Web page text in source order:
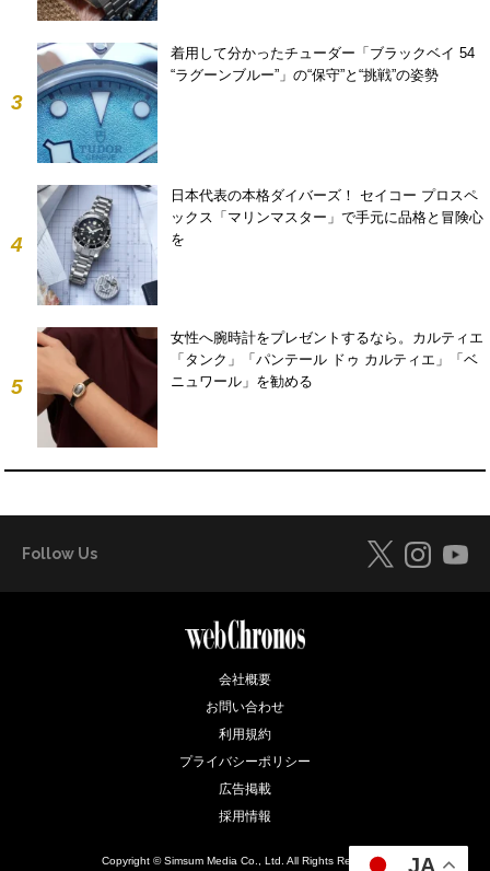
3
着用して分かったチューダー「ブラックベイ 54
“ラグーンブルー”」の“保守”と“挑戦”の姿勢
4
日本代表の本格ダイバーズ！ セイコー プロスペ
ックス「マリンマスター」で手元に品格と冒険心
を
5
女性へ腕時計をプレゼントするなら。カルティエ
「タンク」「パンテール ドゥ カルティエ」「ベ
ニュワール」を勧める
Follow Us
会社概要
お問い合わせ
利用規約
プライバシーポリシー
広告掲載
採用情報
Copyright © Simsum Media Co., Ltd. All Rights Reserved. JA